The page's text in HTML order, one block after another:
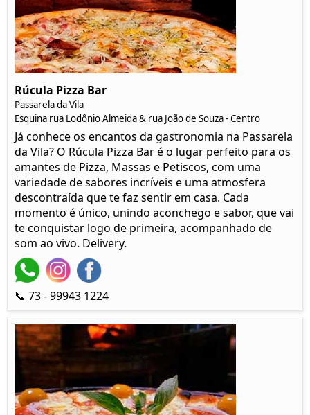
Rúcula Pizza Bar
Passarela da Vila
Esquina rua Lodônio Almeida & rua João de Souza - Centro
Já conhece os encantos da gastronomia na Passarela
da Vila? O Rúcula Pizza Bar é o lugar perfeito para os
amantes de Pizza, Massas e Petiscos, com uma
variedade de sabores incríveis e uma atmosfera
descontraída que te faz sentir em casa. Cada
momento é único, unindo aconchego e sabor, que vai
te conquistar logo de primeira, acompanhado de
som ao vivo. Delivery.
📞 73 - 99943 1224